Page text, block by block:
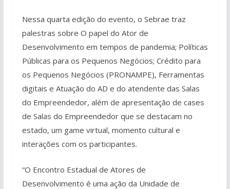
Nessa quarta edição do evento, o Sebrae traz
palestras sobre O papel do Ator de
Desenvolvimento em tempos de pandemia; Políticas
Públicas para os Pequenos Negócios; Crédito para
os Pequenos Negócios (PRONAMPE), Ferramentas
digitais e Atuação do AD e do atendente das Salas
do Empreendedor, além de apresentação de cases
de Salas do Empreendedor que se destacam no
estado, um game virtual, momento cultural e
interações com os participantes.
“O Encontro Estadual de Atores de
Desenvolvimento é uma ação da Unidade de